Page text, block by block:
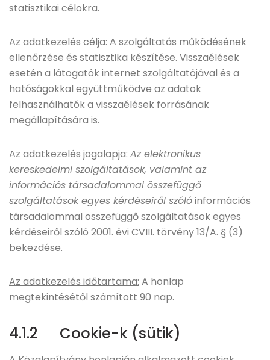
statisztikai célokra.
Az adatkezelés célja: A szolgáltatás működésének
ellenőrzése és statisztika készítése. Visszaélések
esetén a látogatók internet szolgáltatójával és a
hatóságokkal együttműködve az adatok
felhasználhatók a visszaélések forrásának
megállapítására is.
Az adatkezelés jogalapja: Az elektronikus
kereskedelmi szolgáltatások, valamint az
információs társadalommal összefüggő
szolgáltatások egyes kérdéseiről szólóinformációs
társadalommal összefüggő szolgáltatások egyes
kérdéseiről szóló 2001. évi CVIII. törvény 13/A. § (3)
bekezdése.
Az adatkezelés időtartama: A honlap
megtekintésétől számított 90 nap.
4.1.2 Cookie-k (sütik)